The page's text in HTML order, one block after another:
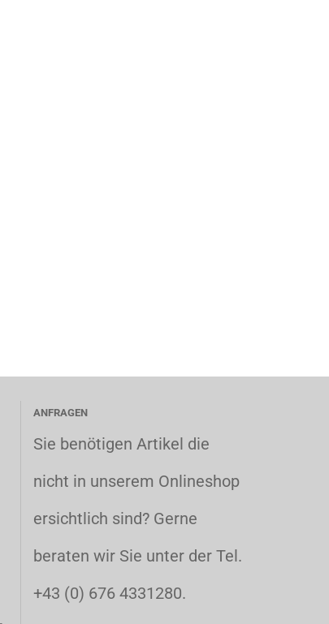
ANFRAGEN
Sie benötigen Artikel die
nicht in unserem Onlineshop
ersichtlich sind? Gerne
beraten wir Sie unter der Tel.
+43 (0) 676 4331280.